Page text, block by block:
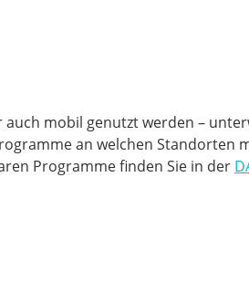
mobil genutzt werden –
an welchen
Programme finden Sie in der